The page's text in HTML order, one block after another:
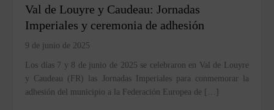
Val de Louyre y Caudeau: Jornadas
Imperiales y ceremonia de adhesión
9 de junio de 2025
Los días 7 y 8 de junio de 2025 se celebraron en Val de Louyre
y Caudeau (FR) las Jornadas Imperiales para conmemorar la
adhesión del municipio a la Federación Europea de […]